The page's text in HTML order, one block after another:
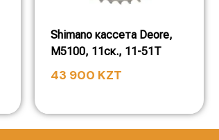
Shimano кассета Deore,
M5100, 11ск., 11-51T
43 900 KZT